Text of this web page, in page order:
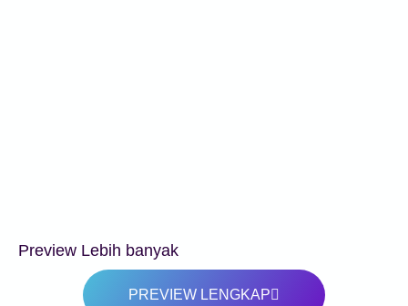
Preview Lebih banyak
PREVIEW LENGKAP